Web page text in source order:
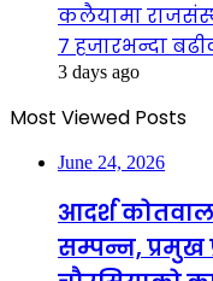
कलैयामा
७ हजारभन्दा
3 days ago
Most Viewed Posts
June 24, 2026
आदर्श
सम्पन्न,